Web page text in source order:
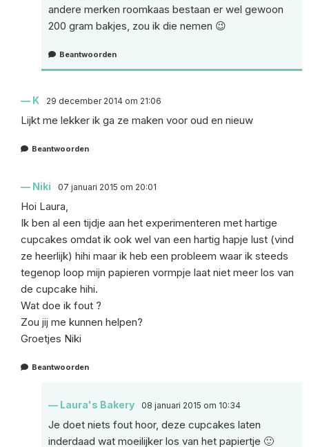
andere merken roomkaas bestaan er wel gewoon
200 gram bakjes, zou ik die nemen 😉
Beantwoorden
K 29 december 2014 om 21:06
Lijkt me lekker ik ga ze maken voor oud en nieuw
Beantwoorden
Niki 07 januari 2015 om 20:01
Hoi Laura,
Ik ben al een tijdje aan het experimenteren met hartige
cupcakes omdat ik ook wel van een hartig hapje lust (vind
ze heerlijk) hihi maar ik heb een probleem waar ik steeds
tegenop loop mijn papieren vormpje laat niet meer los van
de cupcake hihi.
Wat doe ik fout ?
Zou jij me kunnen helpen?
Groetjes Niki
Beantwoorden
Laura's Bakery 08 januari 2015 om 10:34
Je doet niets fout hoor, deze cupcakes laten
inderdaad wat moeilijker los van het papiertje 🙂